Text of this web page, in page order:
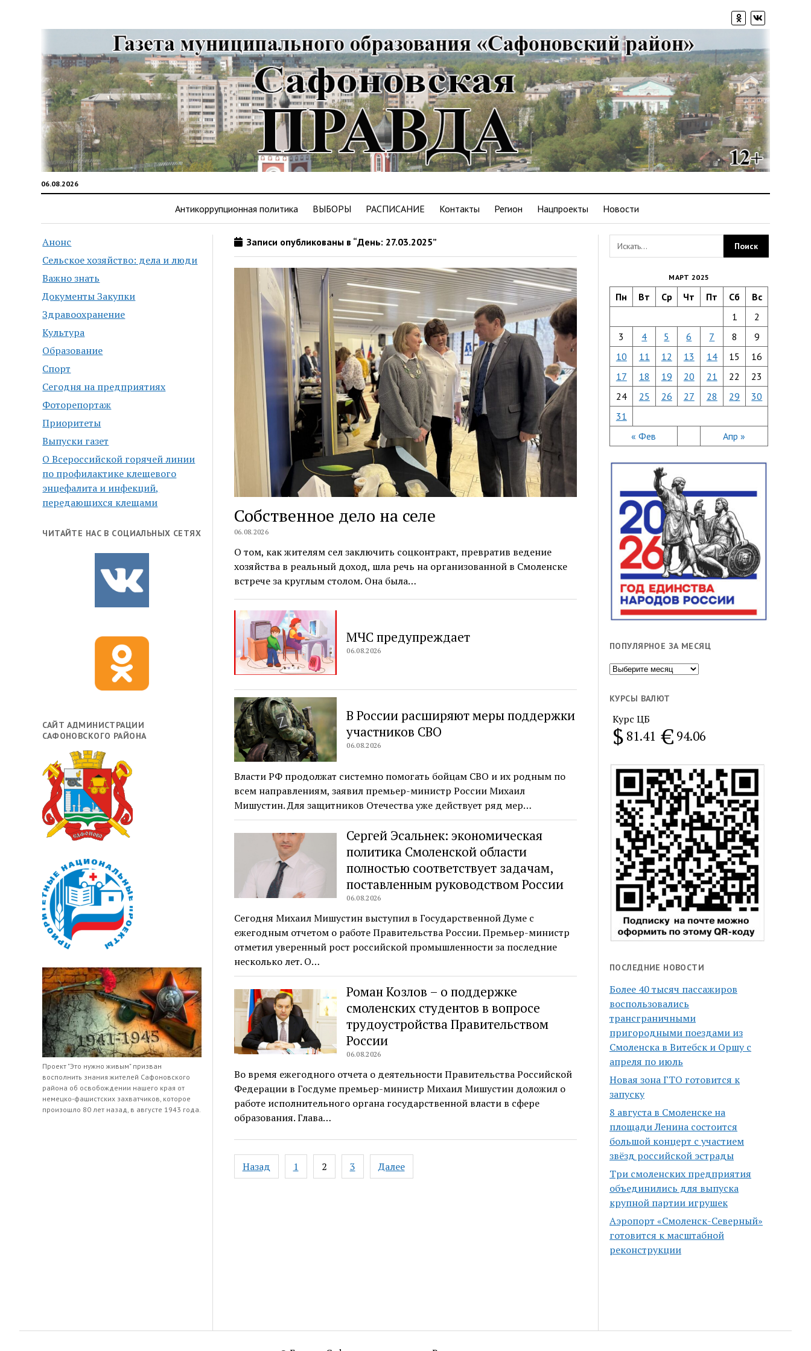
06.08.2026
Антикоррупционная политика ВЫБОРЫ РАСПИСАНИЕ Контакты Регион Нацпроекты Новости
Анонс
Сельское хозяйство: дела и люди
Важно знать
Документы Закупки
Здравоохранение
Культура
Образование
Спорт
Сегодня на предприятиях
Фоторепортаж
Приоритеты
Выпуски газет
О Всероссийской горячей линии
по профилактике клещевого
энцефалита и инфекций,
передающихся клещами
ЧИТАЙТЕ НАС В СОЦИАЛЬНЫХ СЕТЯХ
САЙТ АДМИНИСТРАЦИИ
САФОНОВСКОГО РАЙОНА
Проект "Это нужно живым" призван
восполнить знания жителей Сафоновского
района об освобождении нашего края от
немецко-фашистских захватчиков, которое
произошло 80 лет назад, в августе 1943 года.
Записи опубликованы в “День: 27.03.2025”
Собственное дело на селе
06.08.2026
О том, как жителям сел заключить соцконтракт, превратив ведение
хозяйства в реальный доход, шла речь на организованной в Смоленске
встрече за круглым столом. Она была…
МЧС предупреждает
06.08.2026
В России расширяют меры поддержки
участников СВО
06.08.2026
Власти РФ продолжат системно помогать бойцам СВО и их родным по
всем направлениям, заявил премьер-министр России Михаил
Мишустин. Для защитников Отечества уже действует ряд мер…
Сергей Эсальнек: экономическая
политика Смоленской области
полностью соответствует задачам,
поставленным руководством России
06.08.2026
Сегодня Михаил Мишустин выступил в Государственной Думе с
ежегодным отчетом о работе Правительства России. Премьер-министр
отметил уверенный рост российской промышленности за последние
несколько лет. О…
Роман Козлов – о поддержке
смоленских студентов в вопросе
трудоустройства Правительством
России
06.08.2026
Во время ежегодного отчета о деятельности Правительства Российской
Федерации в Госдуме премьер-министр Михаил Мишустин доложил о
работе исполнительного органа государственной власти в сфере
образования. Глава…
Навигация
по
Назад 1 2 3 Далее
МАРТ 2025
Пн Вт Ср Чт Пт Сб Вс
« Фев Апр »
1
2
3
4 5 6 7 8
9
10
11 12 13 14 15
16
17
18 19 20 21 22
23
24
25 26 27 28 29
30
31
ПОПУЛЯРНОЕ ЗА МЕСЯЦ
Популярное
месяц
КУРСЫ ВАЛЮТ
Курс ЦБ
$ 81.41 € 94.06
ПОСЛЕДНИЕ НОВОСТИ
Более 40 тысяч пассажиров
воспользовались
трансграничными
пригородными поездами из
Смоленска в Витебск и Оршу с
апреля по июль
Новая зона ГТО готовится к
запуску
8 августа в Смоленске на
площади Ленина состоится
большой концерт с участием
звёзд российской эстрады
Три смоленских предприятия
объединились для выпуска
крупной партии игрушек
Аэропорт «Смоленск-Северный»
готовится к масштабной
реконструкции